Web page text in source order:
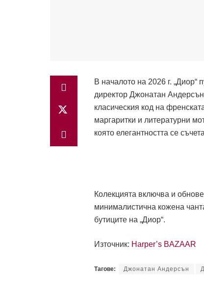
В началото на 2026 г. „Диор“
директор Джонатан
класическия код на
маргаритки и литературни
която елегантността се
Колекцията включва и
минималистична кожена
бутиците на „Диор“.
Източник: Harper’s BAZAAR
Тагове: Джонатан Андерсън